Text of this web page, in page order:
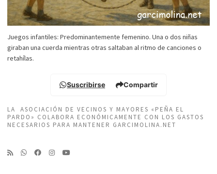
Juegos infantiles: Predominantemente femenino. Una o dos niñas
giraban una cuerda mientras otras saltaban al ritmo de canciones o
retahílas.
Suscribirse Compartir
LA ASOCIACIÓN DE VECINOS Y MAYORES «PEÑA EL
PARDO» COLABORA ECONÓMICAMENTE CON LOS GASTOS
NECESARIOS PARA MANTENER GARCIMOLINA.NET